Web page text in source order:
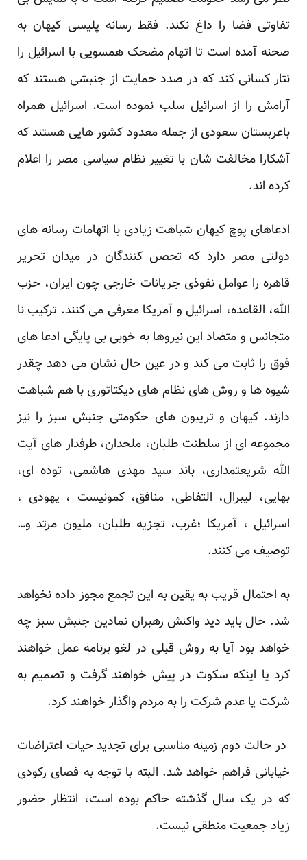
تفاوتی فضا را داغ نکند. فقط رسانه پلیسی کیهان به
صحنه آمده است تا اتهام مضحک همسویی با اسرائیل را
نثار کسانی کند که در صدد حمایت از جنبشی هستند که
آرامش را از اسرائیل سلب نموده است. اسرائیل همراه
باعربستان سعودی از جمله معدود کشور هایی هستند که
آشکارا مخالفت شان با تغییر نظام سیاسی مصر را اعلام
کرده اند.
ادعاهای پوچ کیهان شباهت زیادی با اتهامات رسانه های
دولتی مصر دارد که تحصن کنندگان در میدان تحریر
قاهره را عوامل نفوذی جریانات خارجی چون ایران، حزب
الله، القاعده، اسرائیل و آمریکا معرفی می کنند. ترکیب نا
متجانس و متضاد این نیروها به خوبی بی پایگی ادعا های
فوق را ثابت می کند و در عین حال نشان می دهد چقدر
شیوه ها و روش های نظام های دیکتاتوری با هم شباهت
دارند. کیهان و تریبون های حکومتی جنبش سبز را نیز
مجموعه ای از سلطنت طلبان، ملحدان، طرفدار های آیت
الله شریعتمداری، باند سید مهدی هاشمی، توده ای،
بهایی، لیبرال، التفاطی، منافق، کمونیست ، یهودی ،
اسرائیل ، آمریکا ؛غرب، تجزیه طلبان، ملیون مرتد و…
توصیف می کنند.
به احتمال قریب به یقین به این تجمع مجوز داده نخواهد
شد. حال باید دید واکنش رهبران نمادین جنبش سبز چه
خواهد بود آیا به روش قبلی در لغو برنامه عمل خواهند
کرد یا اینکه سکوت در پیش خواهند گرفت و تصمیم به
شرکت یا عدم شرکت را به مردم واگذار خواهند کرد.
در حالت دوم زمینه مناسبی برای تجدید حیات اعتراضات
خیابانی فراهم خواهد شد. البته با توجه به فصای رکودی
که در یک سال گذشته حاکم بوده است، انتظار حضور
زیاد جمعیت منطقی نیست.